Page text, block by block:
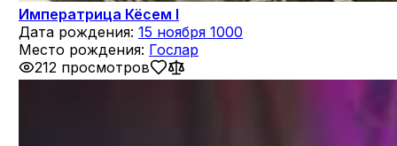
Императрица Кёсем I
Дата рождения: 15 ноября 1000
Место рождения: Гослар
212 просмотров